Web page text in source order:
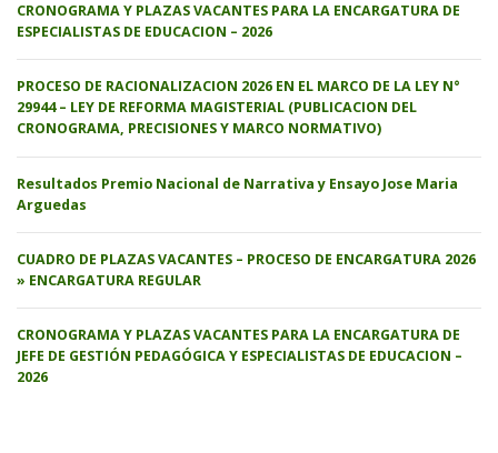
CRONOGRAMA Y PLAZAS VACANTES PARA LA ENCARGATURA DE
ESPECIALISTAS DE EDUCACION – 2026
PROCESO DE RACIONALIZACION 2026 EN EL MARCO DE LA LEY N°
29944 – LEY DE REFORMA MAGISTERIAL (PUBLICACION DEL
CRONOGRAMA, PRECISIONES Y MARCO NORMATIVO)
Resultados Premio Nacional de Narrativa y Ensayo Jose Maria
Arguedas
CUADRO DE PLAZAS VACANTES – PROCESO DE ENCARGATURA 2026
» ENCARGATURA REGULAR
CRONOGRAMA Y PLAZAS VACANTES PARA LA ENCARGATURA DE
JEFE DE GESTIÓN PEDAGÓGICA Y ESPECIALISTAS DE EDUCACION –
2026